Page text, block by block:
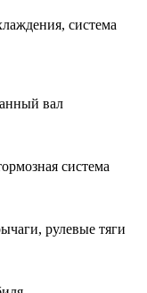
система
вал
система
рулевые тяги